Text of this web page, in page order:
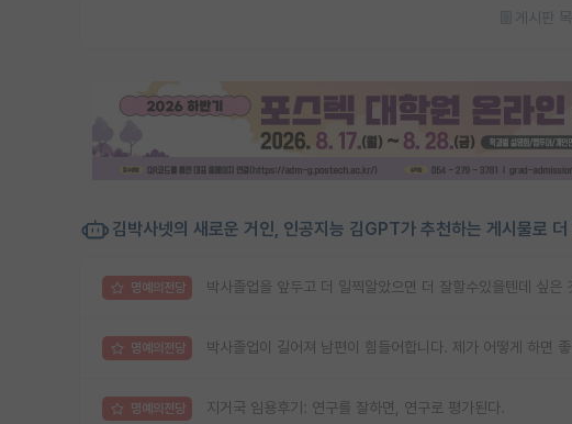
게시판
김박사넷의 새로운 거인, 인공지능 김GPT가 추천하는 게시물로
명예의전당 박사졸업을 앞두고 더 일찍알았으면 더 잘할수있을텐데 싶은
명예의전당 박사졸업이 길어져 남편이 힘들어합니다. 제가 어떻게 하면
명예의전당 지거국 임용후기: 연구를 잘하면, 연구로 평가된다.